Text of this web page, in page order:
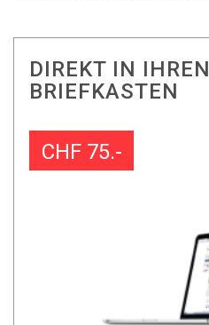
DIREKT IN IHREN
BRIEFKASTEN
CHF 75.-